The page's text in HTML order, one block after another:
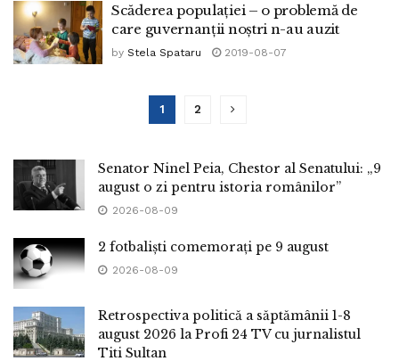
Scăderea populației – o problemă de
care guvernanții noștri n-au auzit
by Stela Spataru 2019-08-07
1 2
Senator Ninel Peia, Chestor al Senatului: „9
august o zi pentru istoria românilor”
2026-08-09
2 fotbaliști comemorați pe 9 august
2026-08-09
Retrospectiva politică a săptămânii 1-8
august 2026 la Profi 24 TV cu jurnalistul
Titi Sultan